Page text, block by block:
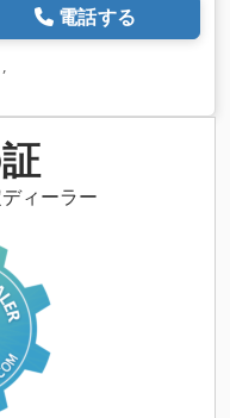
電話する
,
ィーラー